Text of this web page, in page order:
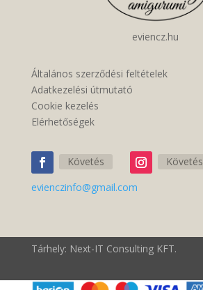
eviencz.hu
Általános szerződési feltételek
Adatkezelési útmutató
Cookie kezelés
Elérhetőségek
Követés
Követés
evienczinfo@gmail.com
Tárhely: Next-IT Consulting KFT.